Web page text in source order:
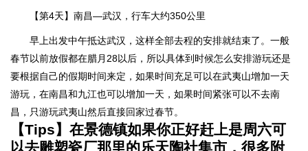
【第4天】南昌—武汉，行车大约350公里
早上出发中午抵达武汉，这样全部去程的安排就结束了。一般
春节以前放假都在腊月28以后，所以具体到时候怎么安排游玩还是
要根据自己的假期时间来定，如果时间充足可以在武夷山增加一天
游玩，在南昌和九江也可以增加一天，如果时间紧张可以不去南
昌，只游玩武夷山然后直接回家过春节。
【Tips】在景德镇如果你正好赶上是周六可
以去雕塑瓷厂那里的乐天陶社集市，很多附